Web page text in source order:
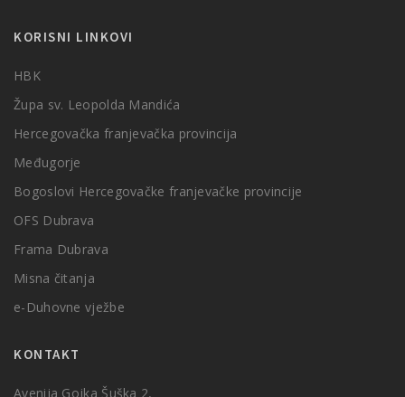
KORISNI LINKOVI
HBK
Župa sv. Leopolda Mandića
Hercegovačka franjevačka provincija
Međugorje
Bogoslovi Hercegovačke franjevačke provincije
OFS Dubrava
Frama Dubrava
Misna čitanja
e-Duhovne vježbe
KONTAKT
Avenija Gojka Šuška 2,